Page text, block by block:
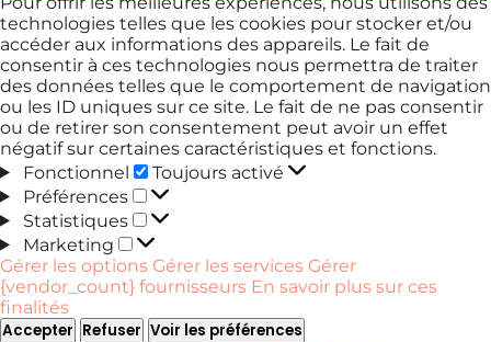
technologies telles que les cookies pour stocker et/ou
accéder aux informations des appareils. Le fait de
consentir à ces technologies nous permettra de traiter
des données telles que le comportement de navigation
ou les ID uniques sur ce site. Le fait de ne pas consentir
ou de retirer son consentement peut avoir un effet
négatif sur certaines caractéristiques et fonctions.
Fonctionnel
Fonctionnel
Toujours activé
Préférences
Préférences
Statistiques
Statistiques
Marketing
Marketing
Gérer les options Gérer les services Gérer
{vendor_count} fournisseurs En savoir plus sur ces
finalités
Accepter Refuser Voir les préférences